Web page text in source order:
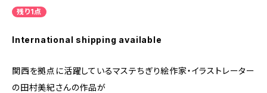
残り1点
International shipping available
関西を拠点に活躍しているマステちぎり絵作家・イラストレーター
の田村美紀さんの作品が